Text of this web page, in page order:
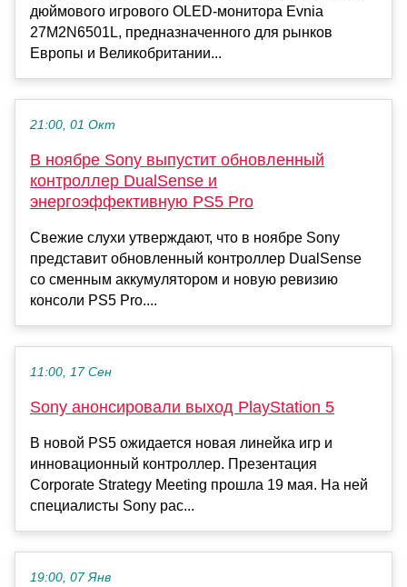
дюймового игрового OLED-монитора Evnia
27M2N6501L, предназначенного для рынков
Европы и Великобритании...
21:00, 01 Окт
В ноябре Sony выпустит обновленный
контроллер DualSense и
энергоэффективную PS5 Pro
Свежие слухи утверждают, что в ноябре Sony
представит обновленный контроллер DualSense
со сменным аккумулятором и новую ревизию
консоли PS5 Pro....
11:00, 17 Сен
Sony анонсировали выход PlayStation 5
В новой PS5 ожидается новая линейка игр и
инновационный контроллер. Презентация
Corporate Strategy Meeting прошла 19 мая. На ней
специалисты Sony рас...
19:00, 07 Янв